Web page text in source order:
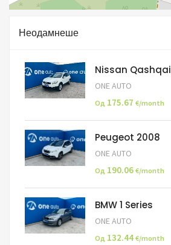
Неодамнеше
Nissan Qashqai
ONE AUTO
Од 175.67 €/month
Peugeot 2008
ONE AUTO
Од 190.06 €/month
BMW 1 Series
ONE AUTO
Од 132.44 €/month